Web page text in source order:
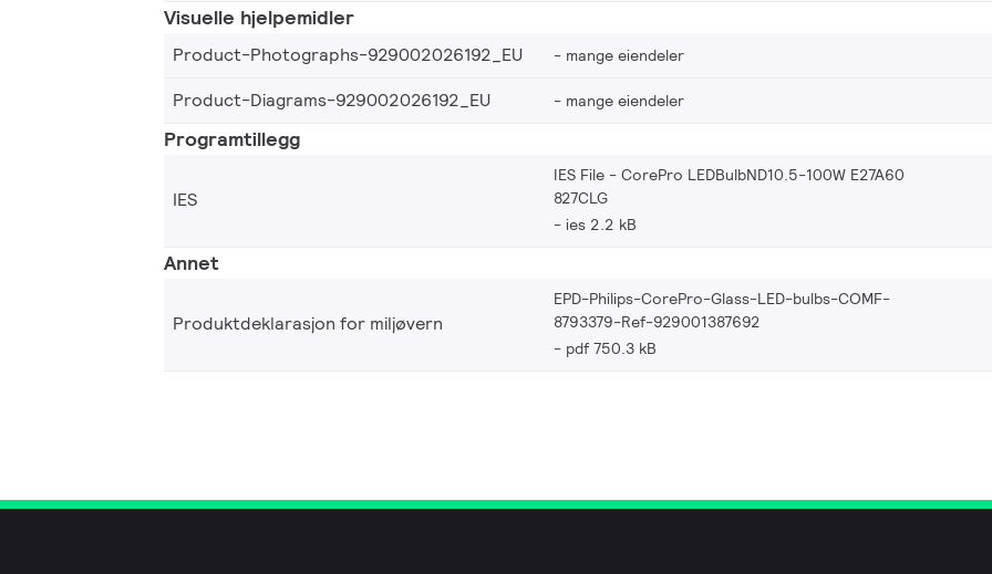
Visuelle hjelpemidler
Product-Photographs-929002026192_EU mange eiendeler
Product-Diagrams-929002026192_EU mange eiendeler
Programtillegg
IES
IES File - CorePro LEDBulbND10.5-100W E27A60
827CLG
ies 2.2 kB
Annet
Produktdeklarasjon for miljøvern
EPD-Philips-CorePro-Glass-LED-bulbs-COMF-
8793379-Ref-929001387692
pdf 750.3 kB